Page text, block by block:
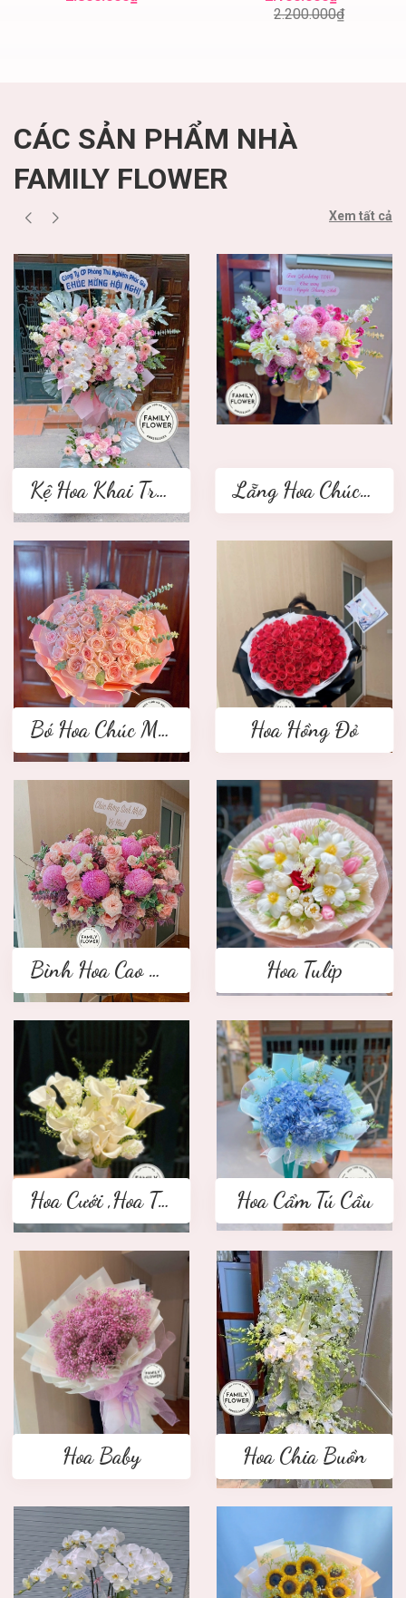
hoa tươi
2.200.000₫
CÁC SẢN PHẨM NHÀ
FAMILY FLOWER
Xem tất cả
Kệ Hoa Khai Trương 2 tầng Lẵng Hoa Chúc Mừng
Bó Hoa Chúc Mừng Hoa Hồng Đỏ
Bình Hoa Cao Cấp Hoa Tulip
Hoa Cưới ,Hoa Tay Cầm Cô Dâu Hoa Cẩm Tú Cầu
Hoa Baby Hoa Chia Buồn